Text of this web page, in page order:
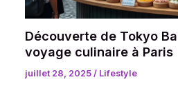
Découverte de Tokyo
voyage culinaire à Paris
juillet 28, 2025/ Lifestyle